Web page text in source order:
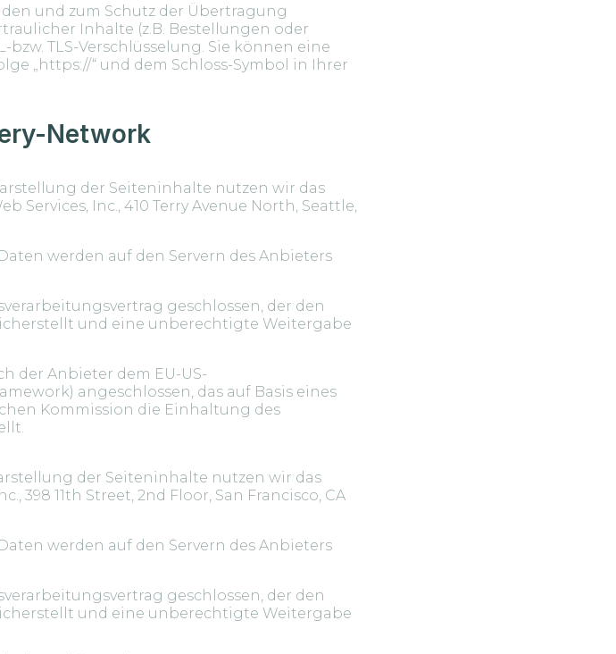
und zum Schutz der Übertragung
Inhalte (z.B. Bestellungen oder
TLS-Verschlüsselung. Sie können eine
„https://“ und dem Schloss-Symbol in Ihrer
Network
der Seiteninhalte nutzen wir das
Services, Inc., 410 Terry Avenue North, Seattle,
werden auf den Servern des Anbieters
geschlossen, der den
und eine unberechtigte Weitergabe
der Anbieter dem EU-US-
angeschlossen, das auf Basis eines
Kommission die Einhaltung des
der Seiteninhalte nutzen wir das
398 11th Street, 2nd Floor, San Francisco, CA
werden auf den Servern des Anbieters
geschlossen, der den
und eine unberechtigte Weitergabe